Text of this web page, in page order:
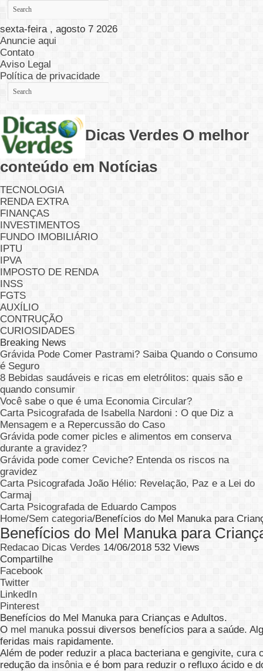
sexta-feira , agosto 7 2026
Anuncie aqui
Contato
Aviso Legal
Política de privacidade
Dicas Verdes O melhor
conteúdo em Notícias
TECNOLOGIA
RENDA EXTRA
FINANÇAS
INVESTIMENTOS
FUNDO IMOBILIÁRIO
IPTU
IPVA
IMPOSTO DE RENDA
INSS
FGTS
AUXÍLIO
CONTRUÇÃO
CURIOSIDADES
Breaking News
Grávida Pode Comer Pastrami? Saiba Quando o Consumo
é Seguro
8 Bebidas saudáveis e ricas em eletrólitos: quais são e
quando consumir
Você sabe o que é uma Economia Circular?
Carta Psicografada de Isabella Nardoni : O que Diz a
Mensagem e a Repercussão do Caso
Grávida pode comer picles e alimentos em conserva
durante a gravidez?
Grávida pode comer Ceviche? Entenda os riscos na
gravidez
Carta Psicografada João Hélio: Revelação, Paz e a Lei do
Carmaj
Carta Psicografada de Eduardo Campos
Home/Sem categoria/Benefícios do Mel Manuka para
Benefícios do Mel Manuka para
Redacao Dicas Verdes 14/06/2018 532 Views
Compartilhe
Facebook
Twitter
LinkedIn
Pinterest
Benefícios do Mel Manuka para Crianças e Adultos.
O mel manukapossui diversos benefícios para a saúde.
feridas mais rapidamente.
Além de poder reduzir a placa bacteriana e gengivite, cura
redução dainsôniae é bom para reduzir o refluxo ácido e